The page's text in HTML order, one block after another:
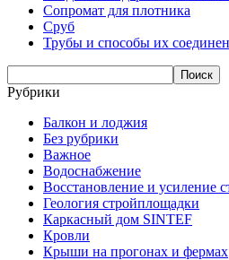
Сопромат для плотника
Сруб
Трубы и способы их
Рубрики
Балкон и лоджия
Без рубрики
Важное
Водоснабжение
Восстановление и усиление
Геология стройплощадки
Каркасный дом SINTEF
Кровли
Крыши на прогонах и фермах